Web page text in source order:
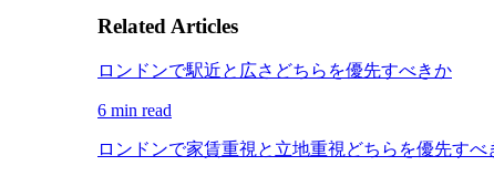
Related Articles
ロンドンで駅近と広さどちらを優先すべきか
6 min read
ロンドンで家賃重視と立地重視どちらを優先すべ